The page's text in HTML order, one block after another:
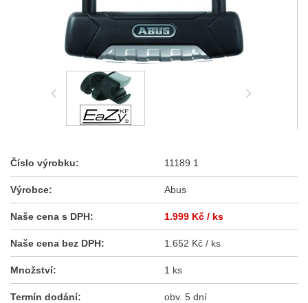
Číslo výrobku: 11189 1
Výrobce: Abus
Naše cena s DPH: 1.999 Kč / ks
Naše cena bez DPH: 1.652 Kč / ks
Množství: 1 ks
Termín dodání: obv. 5 dní